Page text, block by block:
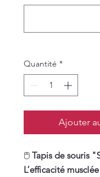
Quantité *
Ajouter
🖱️ Tapis de souris
L’efficacité